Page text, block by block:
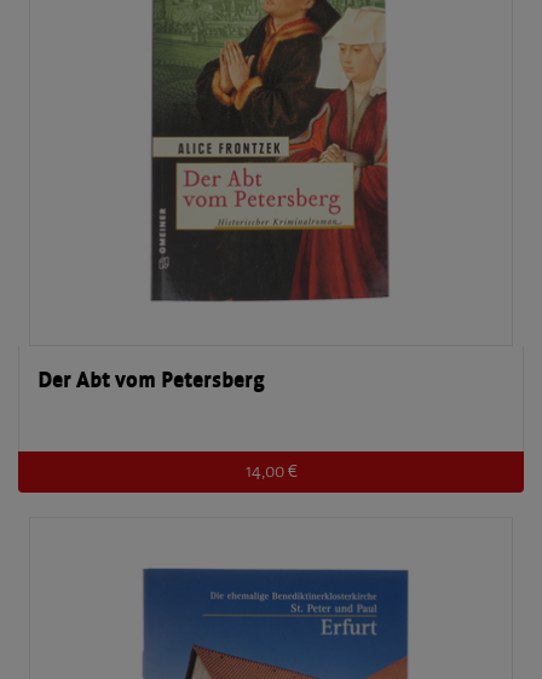
Der Abt vom Petersberg
14,00 €